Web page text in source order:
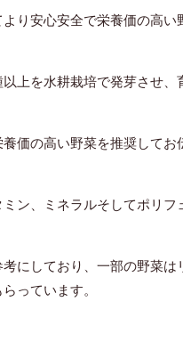
り安心安全で栄養価の高い
上を水耕栽培で発芽させ、
価の高い野菜を推奨してお
ン、ミネラルそしてポリフ
にしており、一部の野菜は
っています。